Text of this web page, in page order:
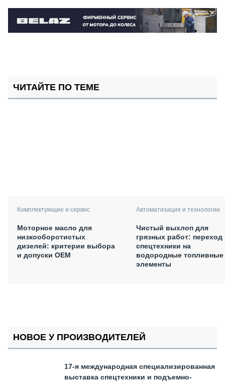
ЧИТАЙТЕ ПО ТЕМЕ
Комплектующие и сервис
Моторное масло для
низкооборотистых
дизелей: критерии выбора
и допуски OEM
Автоматизация и технологии
Чистый выхлоп для
грязных работ: переход
спецтехники на
водородные топливные
элементы
НОВОЕ У ПРОИЗВОДИТЕЛЕЙ
17-я международная специализированная
выставка спецтехники и подъемно-